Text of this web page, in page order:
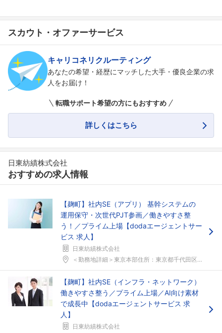
フォローしました
こちらの企業もフォローしませんか？
スカウト・オファーサービス
キャリコネリクルーティング
あなたの希望・経歴にマッチした大手・優良企業の求
人をお届け！
転職サポート希望の方にもおすすめ
詳しくはこちら
日東紡績株式会社
おすすめの求人情報
【麹町】社内SE（アプリ） 基幹システムの
運用保守・次世代PJT参画／働きやすさ整
う！／プライム上場【dodaエージェントサー
ビス 求人】
日東紡績株式会社
＜勤務地詳細＞東京本部住所：東京都千代田区麹町2&...
【麹町】社内SE（インフラ・ネットワーク）
働きやすさ整う／プライム上場／AI向け素材
で成長中【dodaエージェントサービス 求
人】
日東紡績株式会社